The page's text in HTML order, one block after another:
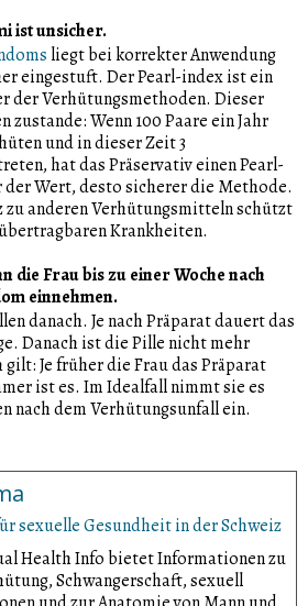
ist unsicher.
liegt bei korrekter Anwendung
eingestuft. Der Pearl-index ist ein
der Verhütungsmethoden. Dieser
zustande: Wenn 100 Paare ein Jahr
und in dieser Zeit 3
hat das Präservativ einen Pearl-
der Wert, desto sicherer die Methode.
zu anderen Verhütungsmitteln schützt
Krankheiten.
die Frau bis zu einer Woche nach
einnehmen.
danach. Je nach Präparat dauert das
Danach ist die Pille nicht mehr
Je früher die Frau das Präparat
ist es. Im Idealfall nimmt sie es
nach dem Verhütungsunfall ein.
sexuelle Gesundheit in der Schweiz
Health Info bietet Informationen zu
Schwangerschaft, sexuell